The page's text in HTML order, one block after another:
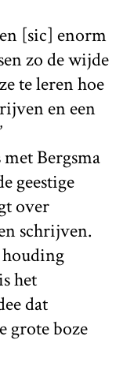
[sic] enorm
zo de wijde
te leren hoe
en een
Bergsma
geestige
over
schrijven.
het
dat
grote boze